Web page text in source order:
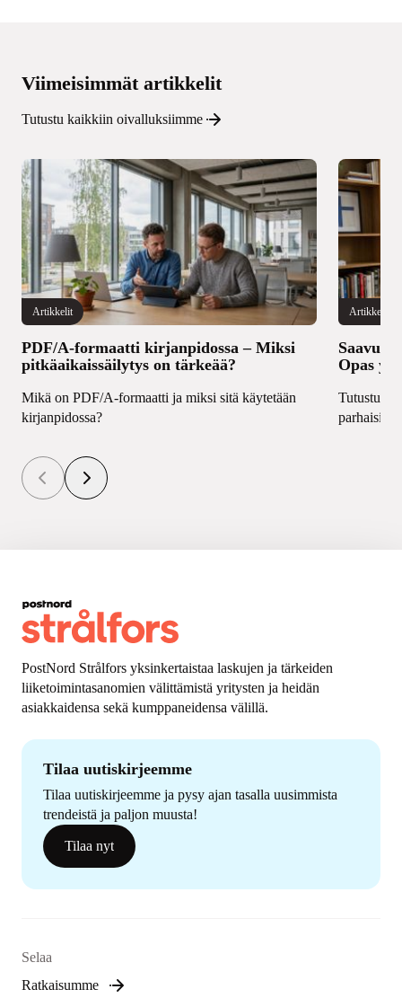
Viimeisimmät artikkelit
Tutustu kaikkiin oivalluksiimme
Artikkelit
PDF/A-formaatti kirjanpidossa – Miksi
pitkäaikaissäilytys on tärkeää?
Mikä on PDF/A-formaatti ja miksi sitä käytetään
kirjanpidossa?
Artikkelit
Opas
Tutustu
parhaisiin
PostNord Strålfors yksinkertaistaa laskujen ja tärkeiden
liiketoimintasanomien välittämistä yritysten ja heidän
asiakkaidensa sekä kumppaneidensa välillä.
Tilaa uutiskirjeemme
Tilaa uutiskirjeemme ja pysy ajan tasalla uusimmista
trendeistä ja paljon muusta!
Tilaa nyt
Selaa
Ratkaisumme